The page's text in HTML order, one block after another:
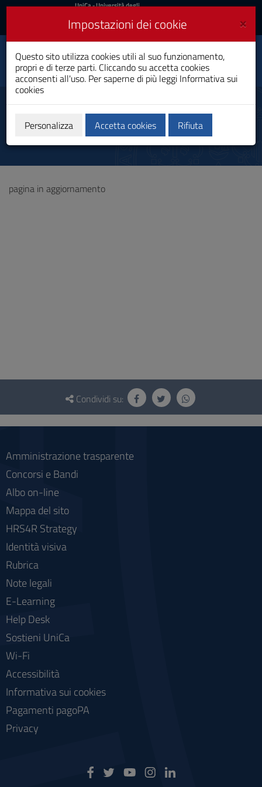
Vai
al
navigazione
sito
al
UniCa
Accedi
UniCa- Università degli
Accedi UniCA News
Toggle
navigation
Philological and Literary,
Historical and Cultural
Studies
Dottorato di Ricerca
Iscriversi
pagina in aggiornamento
Questionario
social
Condividi su:
Amministrazione trasparente
Concorsi e Bandi
Albo on-line
Mappa del sito
HRS4R Strategy
Identità visiva
Rubrica
Note legali
E-Learning
Help Desk
Sostieni UniCa
Wi-Fi
Accessibilità
Informativa sui cookies
Pagamenti pagoPA
Privacy
×
Impostazioni dei cookie
Questo sito utilizza cookies utili al suo funzionamento,
propri e di terze parti. Cliccando su accetta cookies
acconsenti all'uso. Per saperne di più leggi Informativa sui
cookies
Personalizza Accetta cookies Rifiuta